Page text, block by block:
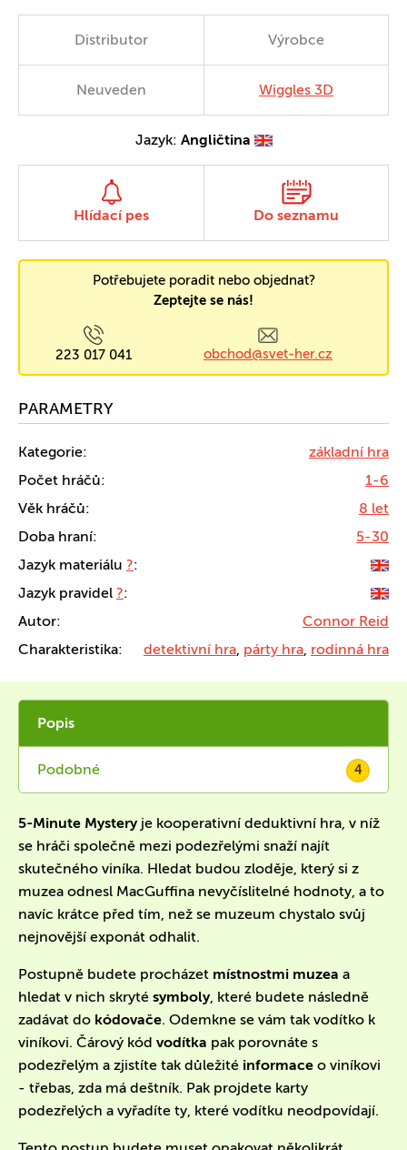
Distributor Výrobce
Neuveden Wiggles 3D
Jazyk: Angličtina
Hlídací pes Do seznamu
Potřebujete poradit nebo objednat?
Zeptejte se nás!
223 017 041 obchod@svet-her.cz
PARAMETRY
Kategorie:
základní hra
Počet hráčů:
1-6
Věk hráčů:
8 let
Doba hraní:
5-30
Jazyk materiálu ?:
Jazyk pravidel ?:
Autor:
Connor Reid
Charakteristika:
detektivní hra, párty hra, rodinná hra
Popis
Podobné 4
5-Minute Mysteryje kooperativní deduktivní hra, v níž
se hráči společně mezi podezřelými snaží najít
skutečného viníka. Hledat budou zloděje, který si z
muzea odnesl MacGuffina nevyčíslitelné hodnoty, a to
navíc krátce před tím, než se muzeum chystalo svůj
nejnovější exponát odhalit.
Postupně budete procházet místnostmi muzea a
hledat v nich skryté symboly, které budete následně
zadávat do kódovače. Odemkne se vám tak vodítko k
viníkovi. Čárový kód vodítka pak porovnáte s
podezřelým a zjistíte tak důležité informace o viníkovi
- třebas, zda má deštník. Pak projdete karty
podezřelých a vyřadíte ty, které vodítku neodpovídají.